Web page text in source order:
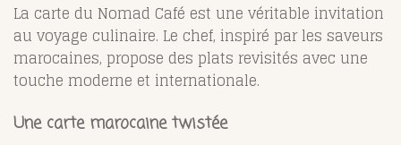
La carte du Nomad Café est une véritable invitation
au voyage culinaire. Le chef, inspiré par les saveurs
marocaines, propose des plats revisités avec une
touche moderne et internationale.
Une carte marocaine twistée